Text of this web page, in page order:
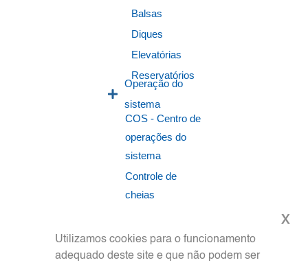
Balsas
Diques
Elevatórias
Reservatórios
Operação do
sistema
COS - Centro de
operações do
sistema
Controle de
cheias
usinas
Utilizamos cookies para o funcionamento
adequado deste site e que não podem ser
x